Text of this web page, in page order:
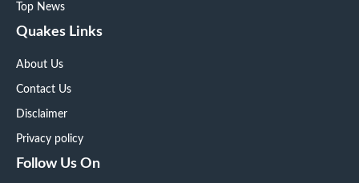
Top News
Quakes Links
About Us
Contact Us
Disclaimer
Privacy policy
Follow Us On